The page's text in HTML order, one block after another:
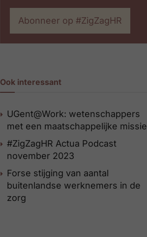
Abonneer op #ZigZagHR
Ook interessant
UGent@Work: wetenschappers
met een maatschappelijke missie
#ZigZagHR Actua Podcast
november 2023
Forse stijging van aantal
buitenlandse werknemers in de
zorg